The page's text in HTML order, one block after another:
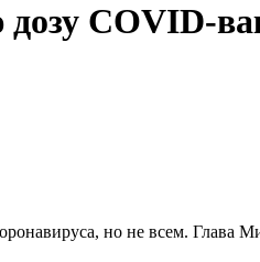
COVID-
но не всем. Глава